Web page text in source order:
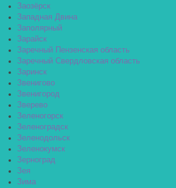
Заозёрск
Западная Двина
Заполярный
Зарайск
Заречный Пензенская область
Заречный Свердловская область
Заринск
Звенигово
Звенигород
Зверево
Зеленогорск
Зеленоградск
Зеленодольск
Зеленокумск
Зерноград
Зея
Зима